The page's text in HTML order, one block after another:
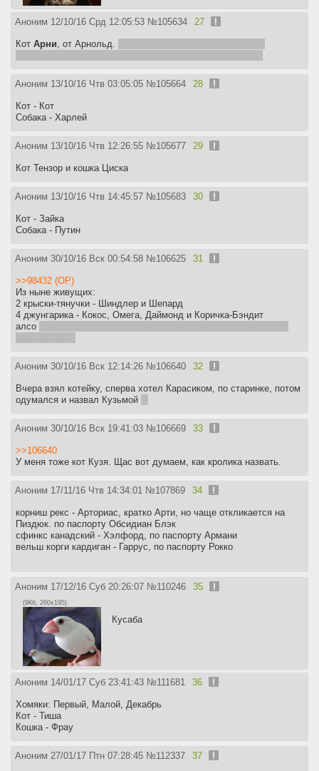
Аноним 12/10/16 Срд 12:05:53 №105634 27
Кот Арни, от Арнольд.
Аноним 13/10/16 Чтв 03:05:05 №105664 28
Кот - Кот
Собака - Харлей
Аноним 13/10/16 Чтв 12:26:55 №105677 29
Кот Тензор и кошка Циска
Аноним 13/10/16 Чтв 14:45:57 №105683 30
Кот - Зайка
Собака - Путин
Аноним 30/10/16 Вск 00:54:58 №106625 31
>>98432 (OP)
Из ныне живущих:
2 крыски-тянучки - Шиндлер и Шепард
4 джунгарика - Кокос, Омега, Даймонд и Коричка-Бэндит
алсо
Аноним 30/10/16 Вск 12:14:26 №106640 32
Вчера взял котейку, сперва хотел Карасиком, по старинке, потом
одумался и назвал Кузьмой
Аноним 30/10/16 Вск 19:41:03 №106669 33
>>106640
У меня тоже кот Кузя. Щас вот думаем, как кролика назвать.
Аноним 17/11/16 Чтв 14:34:01 №107869 34
корниш рекс - Арториас, кратко Арти, но чаще откликается на
Пиздюк. по паспорту Обсидиан Блэк
сфинкс канадский - Хэлфорд, по паспорту Армани
вельш корги кардиган - Гаррус, по паспорту Рокко
Аноним 17/12/16 Суб 20:26:07 №110246 35
(9Кб, 260x195)
Кусаба
Аноним 14/01/17 Суб 23:41:43 №111681 36
Хомяки: Первый, Малой, Декабрь
Кот - Тиша
Кошка - Фрау
Аноним 27/01/17 Птн 07:28:45 №112337 37